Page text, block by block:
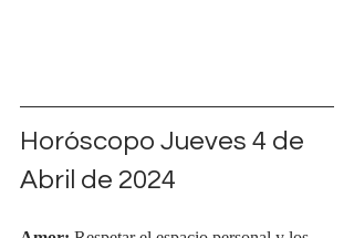
Horóscopo Jueves 4 de
Abril de 2024